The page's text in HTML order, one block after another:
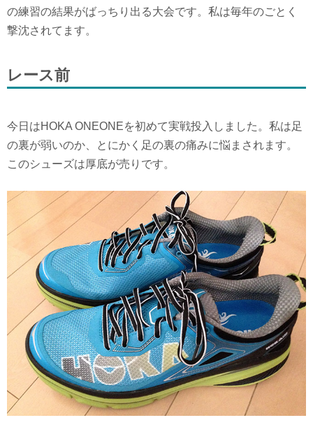
の練習の結果がばっちり出る大会です。私は毎年のごとく
撃沈されてます。
レース前
今日はHOKA ONEONEを初めて実戦投入しました。私は足
の裏が弱いのか、とにかく足の裏の痛みに悩まされます。
このシューズは厚底が売りです。